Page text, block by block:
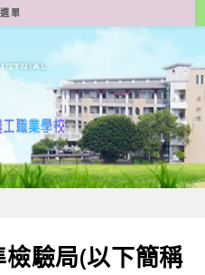
選單
驗局(以下簡稱